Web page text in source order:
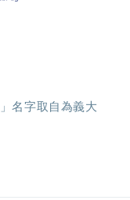
名字取自為義大